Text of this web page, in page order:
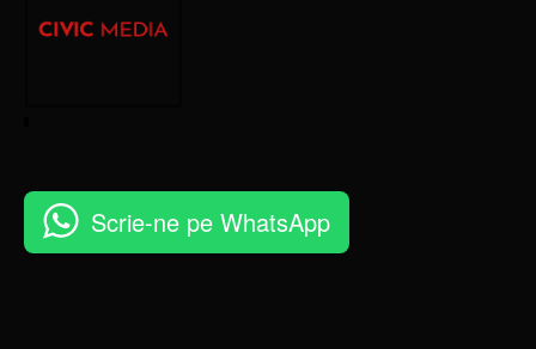
Scrie-ne pe WhatsApp